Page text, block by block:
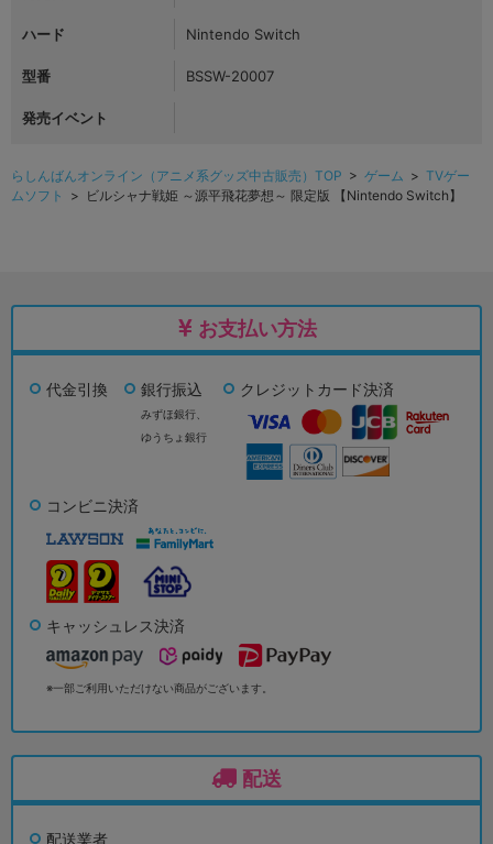
ハード Nintendo Switch
型番 BSSW-20007
発売イベント
らしんばんオンライン（アニメ系グッズ中古販売）TOP > ゲーム > TVゲー
ムソフト
> ビルシャナ戦姫 ～源平飛花夢想～ 限定版 【Nintendo Switch】
お支払い方法
代金引換 銀行振込
みずほ銀行、
ゆうちょ銀行
クレジットカード決済
コンビニ決済
キャッシュレス決済
※一部ご利用いただけない商品がございます。
配送
配送業者